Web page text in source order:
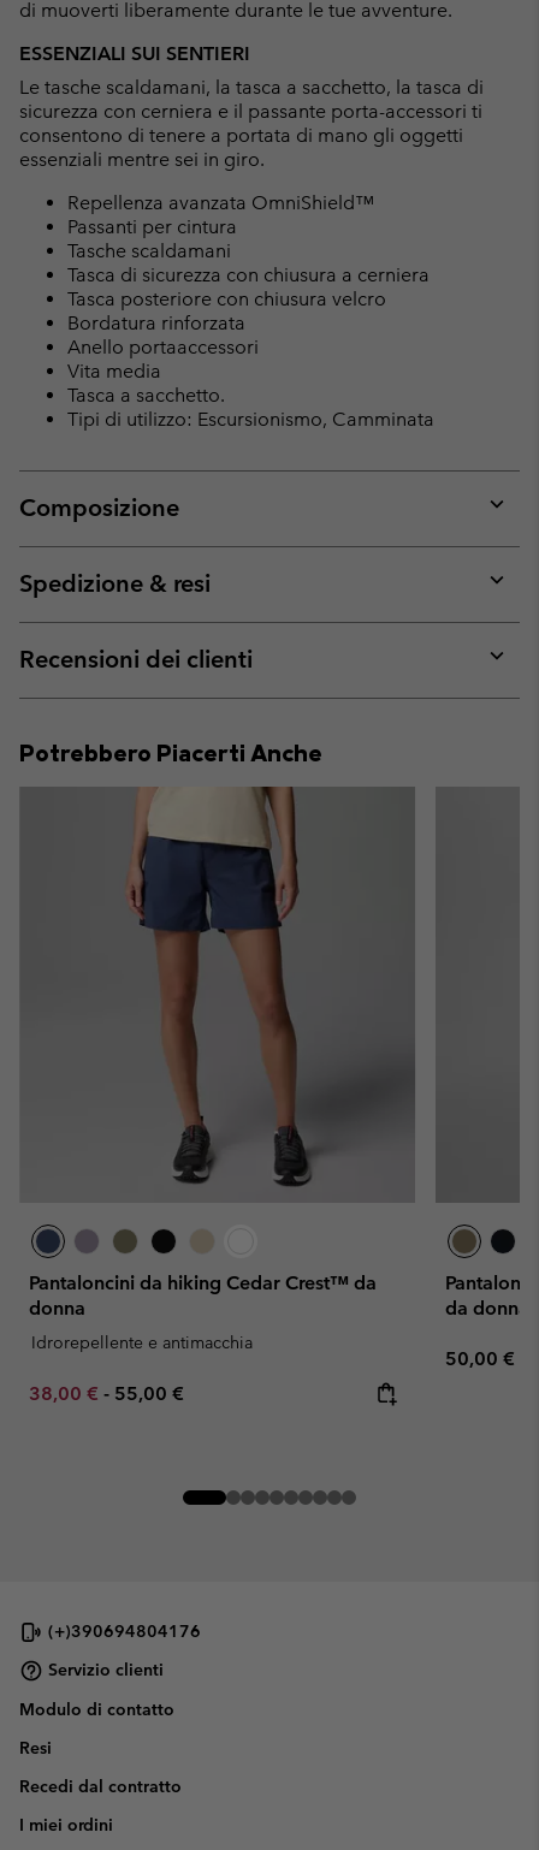
di muoverti liberamente durante le tue avventure.
ESSENZIALI SUI SENTIERI
Le tasche scaldamani, la tasca a sacchetto, la tasca di
sicurezza con cerniera e il passante porta-accessori ti
consentono di tenere a portata di mano gli oggetti
essenziali mentre sei in giro.
Repellenza avanzata OmniShield™
Passanti per cintura
Tasche scaldamani
Tasca di sicurezza con chiusura a cerniera
Tasca posteriore con chiusura velcro
Bordatura rinforzata
Anello portaaccessori
Vita media
Tasca a sacchetto.
Tipi di utilizzo: Escursionismo, Camminata
Composizione
or
Spedizione & resi
or
Recensioni dei clienti
or
Potrebbero Piacerti Anche
Pantaloncini da hiking Cedar Crest™ da
donna
Idrorepellente e antimacchia
Minimum sale price:
38,00 € - Maximum price:
55,00 €
da donna
Regular
50,00 €
(+)390694804176
Servizio clienti
Modulo di contatto
Resi
Recedi dal contratto
I miei ordini